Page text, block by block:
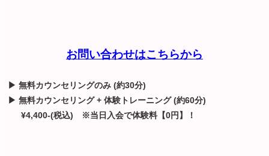
お問い合わせはこちらから
▶ 無料カウンセリングのみ (約30分)
▶ 無料カウンセリング + 体験トレーニング (約60分)
¥4,400-(税込) ※当日入会で体験料【0円】！